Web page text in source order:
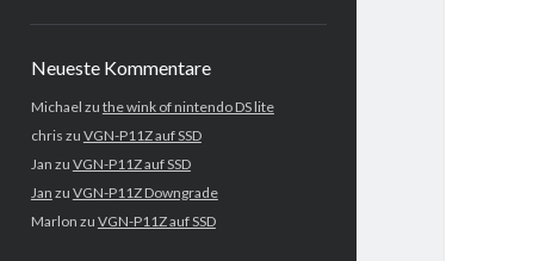
Neueste Kommentare
Michael zu the wink of nintendo DS lite
chris zu VGN-P11Z auf SSD
Jan zu VGN-P11Z auf SSD
Jan zu VGN-P11Z Downgrade
Marlon zu VGN-P11Z auf SSD